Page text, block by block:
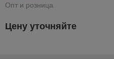
Опт и розница
Цену уточняйте